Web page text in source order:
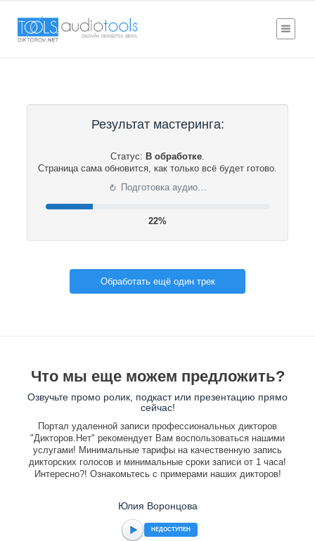
Результат мастеринга:
Статус: В обработке.
Страница сама обновится, как только всё будет готово.
⟳ Подготовка аудио…
22%
Обработать ещё один трек
Что мы еще можем предложить?
Озвучьте промо ролик, подкаст или презентацию прямо
сейчас!
Портал удаленной записи профессиональных дикторов
"Дикторов.Нет" рекомендует Вам воспользоваться нашими
услугами! Минимальные тарифы на качественную запись
дикторских голосов и минимальные сроки записи от 1 часа!
Интересно?! Ознакомьтесь с примерами наших дикторов!
Юлия Воронцова
НЕДОСТУПЕН